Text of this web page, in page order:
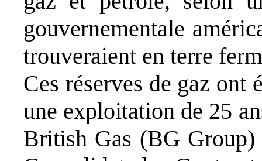
gouvernementale
trouveraient en terre
Ces réserves de gaz ont
une exploitation de 25
British Gas (BG Group)